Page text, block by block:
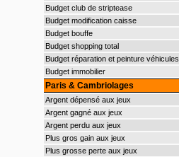
Budget club de striptease
Budget modification caisse
Budget bouffe
Budget shopping total
Budget réparation et peinture véhicules
Budget immobilier
Paris & Cambriolages
Argent dépensé aux jeux
Argent gagné aux jeux
Argent perdu aux jeux
Plus gros gain aux jeux
Plus grosse perte aux jeux